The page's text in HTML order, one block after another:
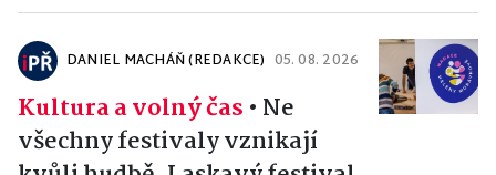
DANIEL MACHÁŇ (REDAKCE) 05. 08. 2026
Kultura a volný čas • Ne
všechny festivaly vznikají